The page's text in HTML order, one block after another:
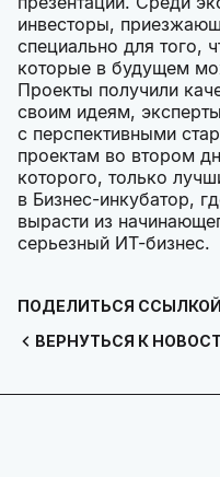
инвесторы,
специально для того,
которые в будущем
Проекты получили
своим идеям,
с перспективными
проектам во втором
которого, только
в Бизнес-инкубатор,
вырасти из
серьезный ИТ-бизнес.
ВЕРНУТЬСЯ К
ПОДЕЛИТЬСЯ ССЫЛКОЙ